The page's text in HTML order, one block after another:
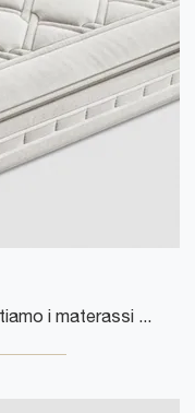
Esperti del buon riposo! Ti presentiamo i materassi matrimoniali a molle insacchettate di Manifattura Falomo: clicca e ottieni informazioni sul ...